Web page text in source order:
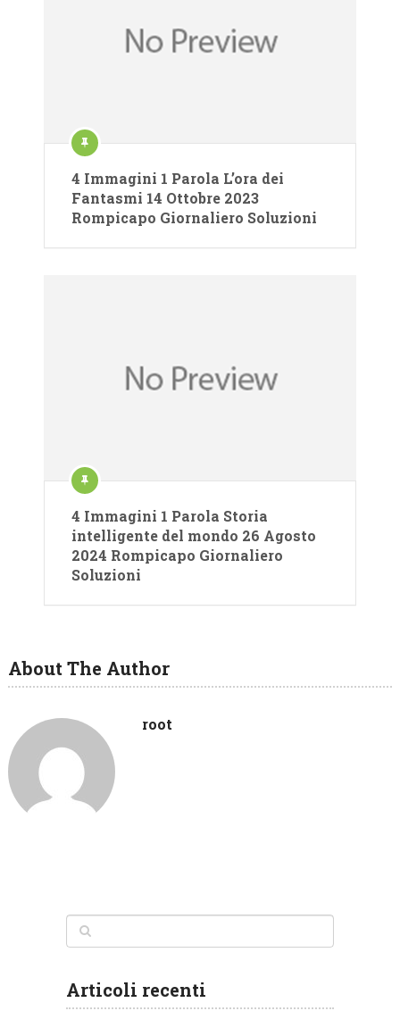
4 Immagini 1 Parola L’ora dei
Fantasmi 14 Ottobre 2023
Rompicapo Giornaliero Soluzioni
4 Immagini 1 Parola Storia
intelligente del mondo 26 Agosto
2024 Rompicapo Giornaliero
Soluzioni
About The Author
root
Articoli recenti